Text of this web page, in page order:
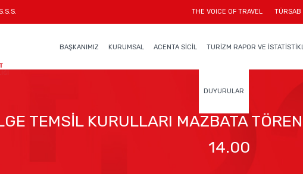
THE VOICE OF TRAVEL TÜRSAB
BAŞKANIMIZ KURUMSAL ACENTA SİCİL TURİZM RAPOR VE
DUYURULAR
TEMSİL KURULLARI MAZBATA
14.00